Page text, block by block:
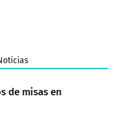
de misas en